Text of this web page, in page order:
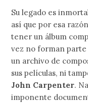
Su legado es
así que por esa
tener un álbum
vez no forman
un archivo de
sus películas, ni
John Carpenter.
imponente